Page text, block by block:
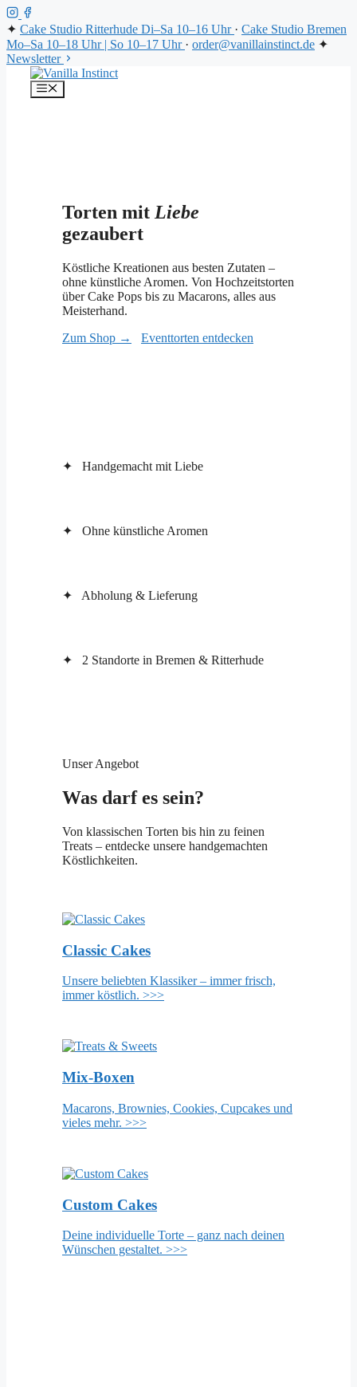
✦ Cake Studio Ritterhude Di–Sa 10–16 Uhr · Cake Studio Bremen
Mo–Sa 10–18 Uhr | So 10–17 Uhr · order@vanillainstinct.de ✦
Newsletter
Inhalt
springen
Menü
Torten mit Liebe
gezaubert
Köstliche Kreationen aus besten Zutaten –
ohne künstliche Aromen. Von Hochzeitstorten
über Cake Pops bis zu Macarons, alles aus
Meisterhand.
Zum Shop →
Eventtorten entdecken
✦ Handgemacht mit Liebe
✦ Ohne künstliche Aromen
✦ Abholung & Lieferung
✦ 2 Standorte in Bremen & Ritterhude
Unser Angebot
Was darf es sein?
Von klassischen Torten bis hin zu feinen
Treats – entdecke unsere handgemachten
Köstlichkeiten.
Classic Cakes
Unsere beliebten Klassiker – immer frisch,
immer köstlich. >>>
Mix-Boxen
Macarons, Brownies, Cookies, Cupcakes und
vieles mehr. >>>
Custom Cakes
Deine individuelle Torte – ganz nach deinen
Wünschen gestaltet. >>>